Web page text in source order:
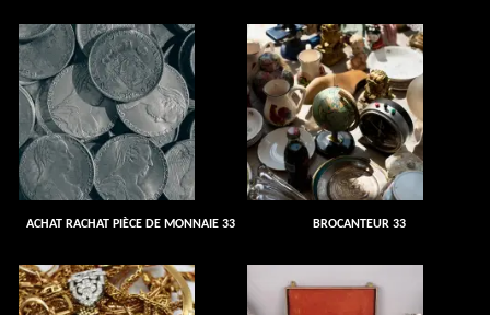
ACHAT RACHAT PIÈCE DE MONNAIE 33 BROCANTEUR 33